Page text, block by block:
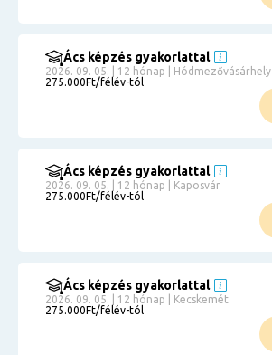
Ács képzés gyakorlattal
2026. 09. 05. | 12 hónap | Hódmezővásárhely
275.000Ft/félév-tól
Ács képzés gyakorlattal
2026. 09. 05. | 12 hónap | Kaposvár
275.000Ft/félév-tól
Ács képzés gyakorlattal
2026. 09. 05. | 12 hónap | Kecskemét
275.000Ft/félév-tól